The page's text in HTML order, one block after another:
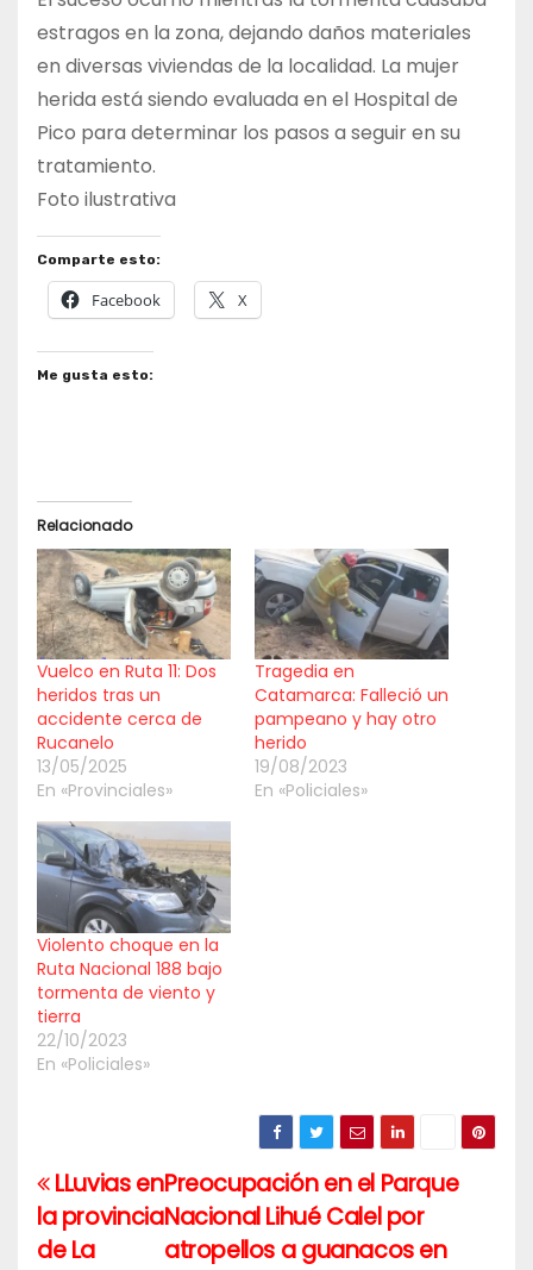
estragos en la zona, dejando daños materiales
en diversas viviendas de la localidad. La mujer
herida está siendo evaluada en el Hospital de
Pico para determinar los pasos a seguir en su
tratamiento.
Foto ilustrativa
Comparte esto:
Facebook X
Me gusta esto:
Relacionado
Vuelco en Ruta 11: Dos
heridos tras un
accidente cerca de
Rucanelo
13/05/2025
En «Provinciales»
Tragedia en
Catamarca: Falleció un
pampeano y hay otro
herido
19/08/2023
En «Policiales»
Violento choque en la
Ruta Nacional 188 bajo
tormenta de viento y
tierra
22/10/2023
En «Policiales»
Navegación
de
Preocupación en el Parque
Nacional Lihué Calel por
atropellos a guanacos en
LLuvias en
la provincia
de La